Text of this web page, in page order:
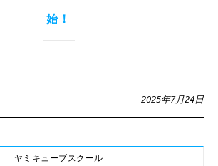
始！
2025年7月24日
ヤミキューブスクール